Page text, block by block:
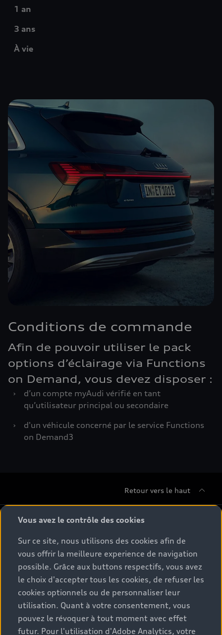
1 an
3 ans
À vie
Conditions de commande
Afin de pouvoir utiliser le pack
options d’éclairage via Functions
on Demand, vous devez disposer :
›
d’un compte myAudi vérifié en tant
qu’utilisateur principal ou secondaire
›
d'un véhicule concerné par le service Functions
on Demand3
Retour vers le haut
Gamme
Tous les modèles
Comparer les modèles
Modèles électriques
Hybrides plug-in
Conseil & achat
Offres du moment
Configurateur
Véhicules neufs disponibles
Service & Accessoires
Accessoires d'origine Audi
Audi Services
Espace client
Audi World
Vous avez le contrôle des cookies
Sur ce site, nous utilisons des cookies afin de
vous offrir la meilleure experience de navigation
possible. Grâce aux buttons respectifs, vous avez
le choix d'accepter tous les cookies, de refuser les
cookies optionnels ou de personnaliser leur
utilisation. Quant à votre consentement, vous
pouvez le révoquer à tout moment avec effet
futur. Pour l'utilisation d'Adobe Analytics, votre